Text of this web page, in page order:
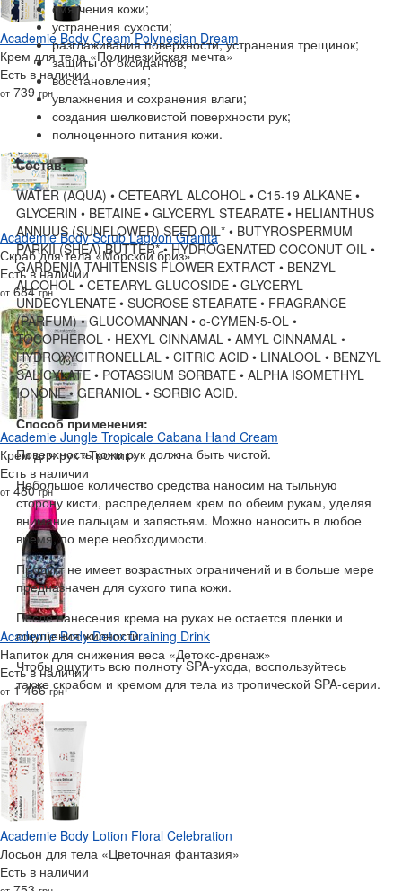
смягчения кожи;
устранения сухости;
разглаживания поверхности, устранения трещинок;
защиты от оксидантов;
восстановления;
увлажнения и сохранения влаги;
создания шелковистой поверхности рук;
полноценного питания кожи.
Состав:
WATER (AQUA) • CETEARYL ALCOHOL • C15-19 ALKANE •
GLYCERIN • BETAINE • GLYCERYL STEARATE • HELIANTHUS
ANNUUS (SUNFLOWER) SEED OIL* • BUTYROSPERMUM
PARKII (SHEA) BUTTER* • HYDROGENATED COCONUT OIL •
GARDENIA TAHITENSIS FLOWER EXTRACT • BENZYL
ALCOHOL • CETEARYL GLUCOSIDE • GLYCERYL
UNDECYLENATE • SUCROSE STEARATE • FRAGRANCE
(PARFUM) • GLUCOMANNAN • o-CYMEN-5-OL •
TOCOPHEROL • HEXYL CINNAMAL • AMYL CINNAMAL •
HYDROXYCITRONELLAL • CITRIC ACID • LINALOOL • BENZYL
SALICYLATE • POTASSIUM SORBATE • ALPHA ISOMETHYL
IONONE • GERANIOL • SORBIC ACID.
Способ применения:
Поверхность кожи рук должна быть чистой.
Небольшое количество средства наносим на тыльную
сторону кисти, распределяем крем по обеим рукам, уделяя
внимание пальцам и запястьям. Можно наносить в любое
время, по мере необходимости.
Продукт не имеет возрастных ограничений и в больше мере
предназначен для сухого типа кожи.
После нанесения крема на руках не остается пленки и
ощущения жирности.
Чтобы ощутить всю полноту SPA-ухода, воспользуйтесь
также скрабом и кремом для тела из тропической SPA-серии.
Academie Body Cream Polynesian Dream
Крем для тела «Полинезийская мечта»
Есть в наличии
от 739 грн
Academie Body Scrub Lagoon Granita
Скраб для тела «Морской бриз»
Есть в наличии
от 684грн
Academie Jungle Tropicale Cabana Hand Cream
Крем для рук «Тропик»‎
Есть в наличии
от 480грн
Academie Body Detox Draining Drink
Напиток для снижения веса «Детокс-дренаж»
Есть в наличии
от 1 466грн
Academie Body Lotion Floral Celebration
Лосьон для тела «Цветочная фантазия»
Есть в наличии